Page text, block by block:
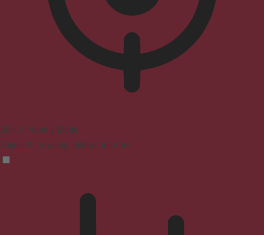
ADHD Friendly Mode
Focused browsing, distraction-free